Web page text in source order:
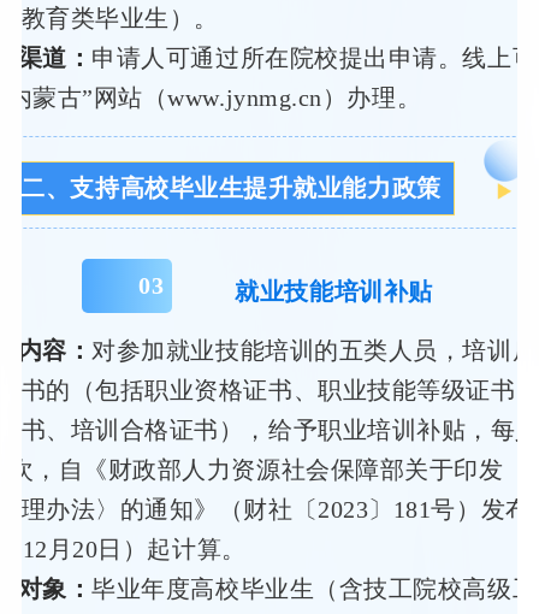
教育类毕业生）。
渠道： 申请人可通过所在院校提出申请。线上
内蒙古”网站（www.jynmg.cn）办理。
二、支持高校毕业生提升就业能力政策
03 就业技能培训补贴
内容： 对参加就业技能培训的五类人员，培训
书的（包括职业资格证书、职业技能等级证书
书、培训合格证书），给予职业培训补贴，每
次，自《财政部人力资源社会保障部关于印发〈
理办法〉的通知》（财社〔2023〕181号）发布
12月20日）起计算。
对象：毕业年度高校毕业生（含技工院校高级